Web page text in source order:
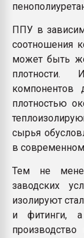
ППУ в
соотношения
может быть
плотности.
плотностью
сырья
в современном
Тем не
заводских
изолируют
и фитинги, а